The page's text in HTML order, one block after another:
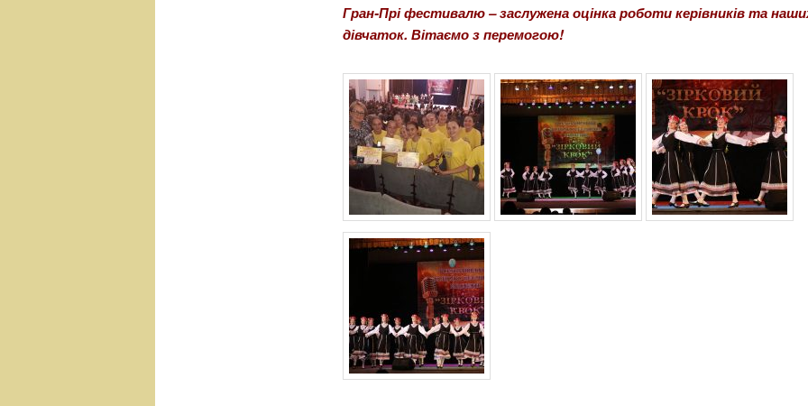
Гран-Прі фестивалю – заслужена оцінка роботи керівників та
дівчаток. Вітаємо з перемогою!